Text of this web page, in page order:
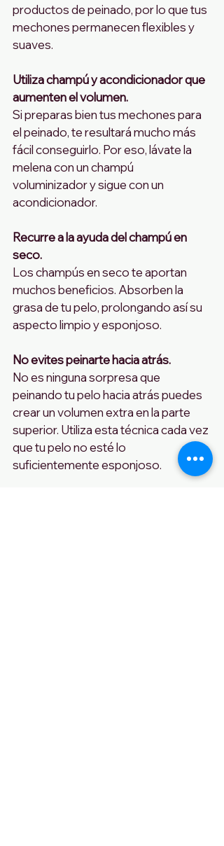
productos de peinado, por lo que tus
mechones permanecen flexibles y
suaves.
Utiliza champú y acondicionador que
aumenten el volumen.
Si preparas bien tus mechones para
el peinado, te resultará mucho más
fácil conseguirlo. Por eso, lávate la
melena con un champú
voluminizador y sigue con un
acondicionador.
Recurre a la ayuda del champú en
seco.
Los champús en seco te aportan
muchos beneficios. Absorben la
grasa de tu pelo, prolongando así su
aspecto limpio y esponjoso.
No evites peinarte hacia atrás.
No es ninguna sorpresa que
peinando tu pelo hacia atrás puedes
crear un volumen extra en la parte
superior. Utiliza esta técnica cada vez
que tu pelo no esté lo
suficientemente esponjoso.